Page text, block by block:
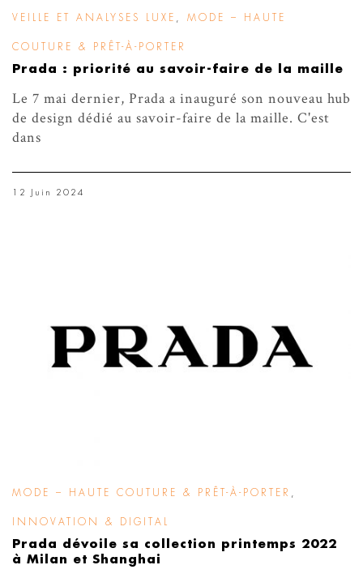
VEILLE ET ANALYSES LUXE , MODE – HAUTE
COUTURE & PRÊT-À-PORTER
Prada : priorité au savoir-faire de la maille
Le 7 mai dernier, Prada a inauguré son nouveau hub
de design dédié au savoir-faire de la maille. C'est
dans
12 Juin 2024
MODE – HAUTE COUTURE & PRÊT-À-PORTER
INNOVATION & DIGITAL
Prada dévoile sa collection printemps 2022
à Milan et Shanghai